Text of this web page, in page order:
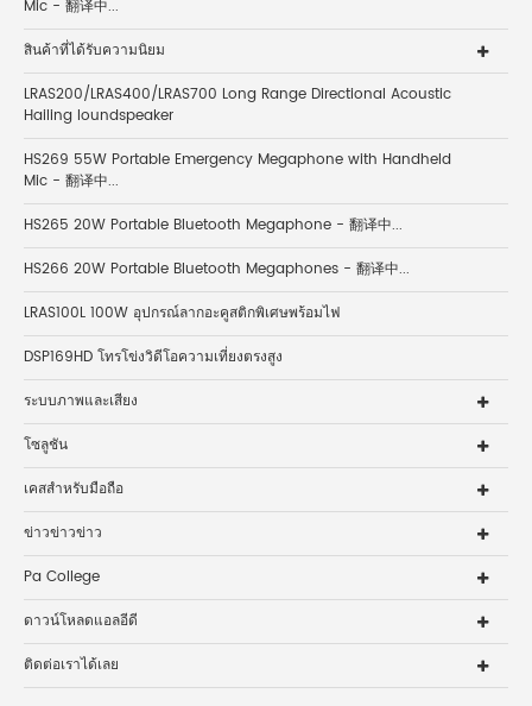
Mic - 翻译中...
สินค้าที่ได้รับความนิยม
LRAS200/LRAS400/LRAS700 Long Range Directional Acoustic
Hailing loundspeaker
HS269 55W Portable Emergency Megaphone with Handheld
Mic - 翻译中...
HS265 20W Portable Bluetooth Megaphone - 翻译中...
HS266 20W Portable Bluetooth Megaphones - 翻译中...
LRAS100L 100W อุปกรณ์ลากอะคูสติกพิเศษพร้อมไฟ
DSP169HD โทรโข่งวิดีโอความเที่ยงตรงสูง
ระบบภาพและเสียง
โซลูชัน
เคสสำหรับมือถือ
ข่าวข่าวข่าว
Pa College
ดาวน์โหลดแอลอีดี
ติดต่อเราได้เลย